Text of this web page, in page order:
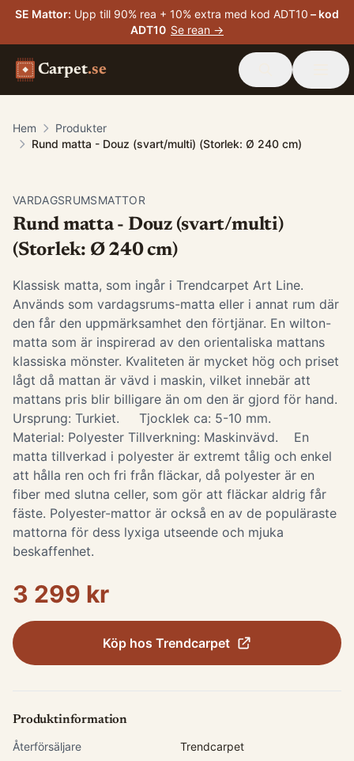
SE Mattor: Upp till 90% rea + 10% extra med kod ADT10 – kod
ADT10 Se rean →
Carpet.se
Hem
Produkter
Rund matta - Douz (svart/multi) (Storlek: Ø 240 cm)
VARDAGSRUMSMATTOR
Rund matta - Douz (svart/multi)
(Storlek: Ø 240 cm)
Klassisk matta, som ingår i Trendcarpet Art Line.
Används som vardagsrums-matta eller i annat rum där
den får den uppmärksamhet den förtjänar. En wilton-
matta som är inspirerad av den orientaliska mattans
klassiska mönster. Kvaliteten är mycket hög och priset
lågt då mattan är vävd i maskin, vilket innebär att
mattans pris blir billigare än om den är gjord för hand.
Ursprung: Turkiet. Tjocklek ca: 5-10 mm.
Material: Polyester Tillverkning: Maskinvävd. ​ En
matta tillverkad i polyester är extremt tålig och enkel
att hålla ren och fri från fläckar, då polyester är en
fiber med slutna celler, som gör att fläckar aldrig får
fäste. Polyester-mattor är också en av de populäraste
mattorna för dess lyxiga utseende och mjuka
beskaffenhet.
3 299 kr
Köp hos Trendcarpet
Produktinformation
Återförsäljare
Trendcarpet